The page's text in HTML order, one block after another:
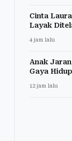
Cinta
Layak
4 jam lalu
Anak
Gaya
12 jam lalu